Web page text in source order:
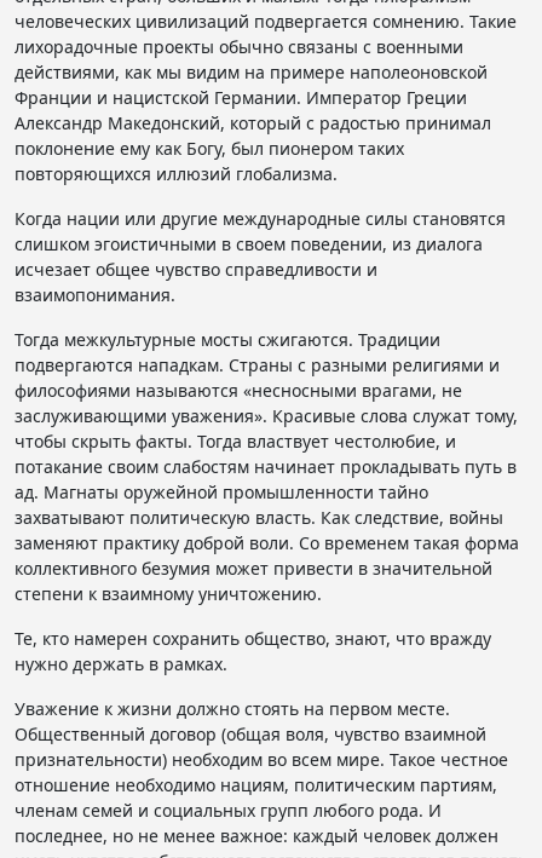
человеческих цивилизаций подвергается сомнению. Такие
лихорадочные проекты обычно связаны с военными
действиями, как мы видим на примере наполеоновской
Франции и нацистской Германии. Император Греции
Александр Македонский, который с радостью принимал
поклонение ему как Богу, был пионером таких
повторяющихся иллюзий глобализма.
Когда нации или другие международные силы становятся
слишком эгоистичными в своем поведении, из диалога
исчезает общее чувство справедливости и
взаимопонимания.
Тогда межкультурные мосты сжигаются. Традиции
подвергаются нападкам. Страны с разными религиями и
философиями называются «несносными врагами, не
заслуживающими уважения». Красивые слова служат тому,
чтобы скрыть факты. Тогда властвует честолюбие, и
потакание своим слабостям начинает прокладывать путь в
ад. Магнаты оружейной промышленности тайно
захватывают политическую власть. Как следствие, войны
заменяют практику доброй воли. Со временем такая форма
коллективного безумия может привести в значительной
степени к взаимному уничтожению.
Те, кто намерен сохранить общество, знают, что вражду
нужно держать в рамках.
Уважение к жизни должно стоять на первом месте.
Общественный договор (общая воля, чувство взаимной
признательности) необходим во всем мире. Такое честное
отношение необходимо нациям, политическим партиям,
членам семей и социальных групп любого рода. И
последнее, но не менее важное: каждый человек должен